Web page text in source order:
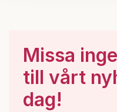
Missa
till vårt
dag!